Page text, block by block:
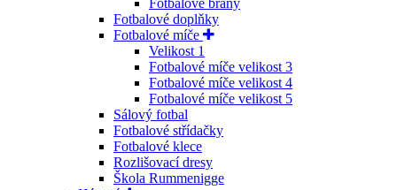
Fotbalové brány
Fotbalové doplňky
Fotbalové míče
Velikost 1
Fotbalové míče velikost 3
Fotbalové míče velikost 4
Fotbalové míče velikost 5
Sálový fotbal
Fotbalové střídačky
Fotbalové klece
Rozlišovací dresy
Škola Rummenigge